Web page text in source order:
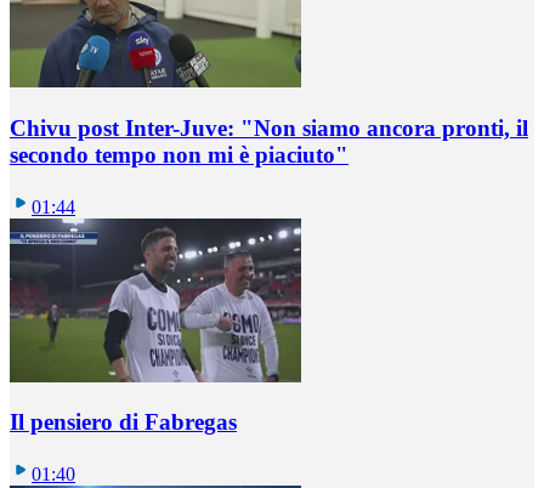
Chivu post Inter-Juve: "Non siamo ancora pronti, il
secondo tempo non mi è piaciuto"
01:44
Il pensiero di Fabregas
01:40